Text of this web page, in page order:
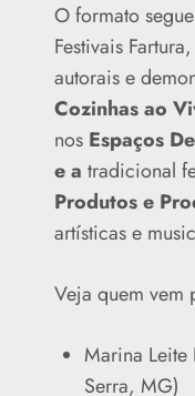
O formato
Festivais
autorais e
Cozinhas ao
nos Espaços
e a tradicional
Produtos e
artísticas e
Veja quem vem
Marina Leite
Serra, MG)